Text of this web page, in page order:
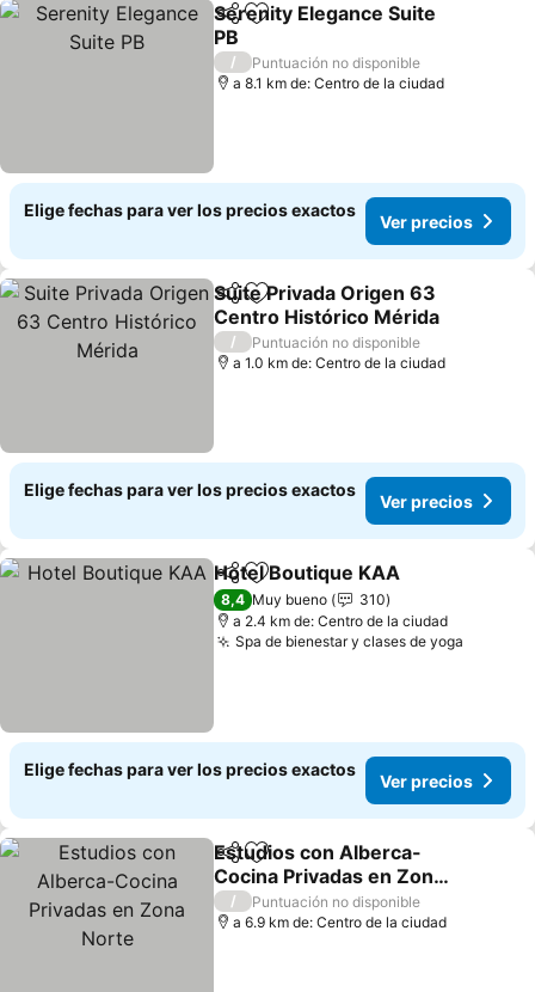
CompartirAgregar a favoritos
Serenity Elegance Suite
PB
/
Puntuación no disponible
a 8.1 km de: Centro de la ciudad
Elige fechas para ver los precios exactos
Ver precios
CompartirAgregar a favoritos
Suite Privada Origen 63
Centro Histórico Mérida
/
Puntuación no disponible
a 1.0 km de: Centro de la ciudad
Elige fechas para ver los precios exactos
Ver precios
CompartirAgregar a favoritos
Hotel Boutique KAA
8,4 Muy bueno
310
a 2.4 km de: Centro de la ciudad
Spa de bienestar y clases de yoga
Elige fechas para ver los precios exactos
Ver precios
CompartirAgregar a favoritos
Estudios con Alberca-
Cocina Privadas en Zona
Norte
/
Puntuación no disponible
a 6.9 km de: Centro de la ciudad